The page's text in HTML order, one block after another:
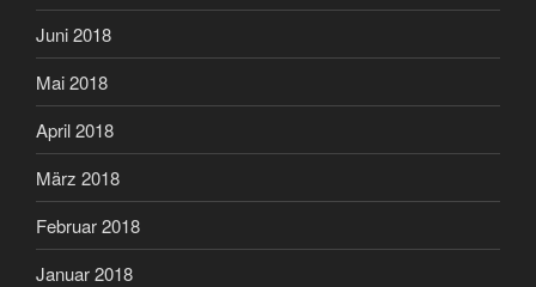
Juni 2018
Mai 2018
April 2018
März 2018
Februar 2018
Januar 2018